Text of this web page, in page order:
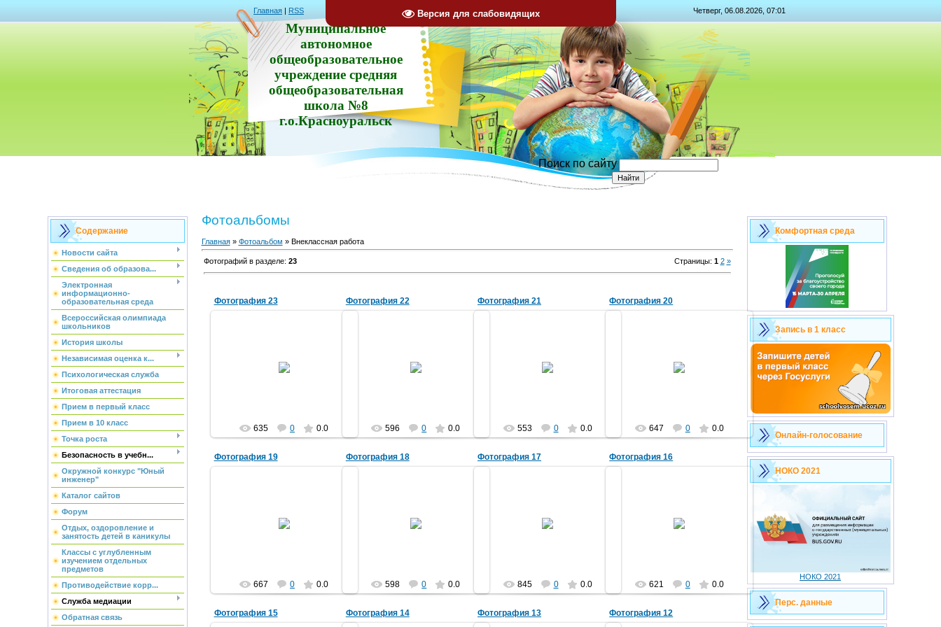
Версия для слабовидящих
Главная | RSS Четверг, 06.08.2026, 07:01
Муниципальное
автономное
общеобразовательное
учреждение средняя
общеобразовательная
школа №8
г.о.Красноуральск
Поиск по сайту
Содержание
Новости сайта
Сведения об образова...
Электронная
информационно-
образовательная среда
Всероссийская олимпиада
школьников
История школы
Независимая оценка к...
Психологическая служба
Итоговая аттестация
Прием в первый класс
Прием в 10 класс
Точка роста
Безопасность в учебн...
Окружной конкурс "Юный
инженер"
Каталог сайтов
Форум
Отдых, оздоровление и
занятость детей в каникулы
Классы с углубленным
изучением отдельных
предметов
Противодействие корр...
Служба медиации
Обратная связь
Фотоальбомы
Главная» Фотоальбом » Внеклассная работа
Фотографий в разделе: 23 Страницы: 1 2 »
Фотография 23
635 0 0.0
Фотография 22
596 0 0.0
Фотография 21
553 0 0.0
Фотография 20
647 0 0.0
Фотография 19
667 0 0.0
Фотография 18
598 0 0.0
Фотография 17
845 0 0.0
Фотография 16
621 0 0.0
Фотография 15 Фотография 14 Фотография 13 Фотография 12
Комфортная среда
Запись в 1 класс
Онлайн-голосование
НОКО 2021
НОКО 2021
Перс. данные